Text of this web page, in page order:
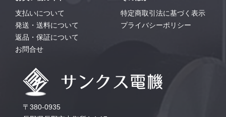
支払いについて
発送・送料について
返品・保証について
お問合せ
特定商取引法に基づく表示
プライバシーポリシー
〒380-0935